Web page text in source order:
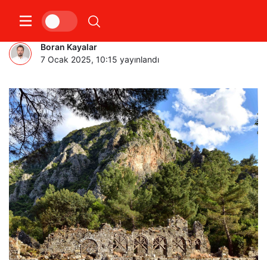
Adrasan ve Olympos’un Tarihi
Boran Kayalar
7 Ocak 2025, 10:15 yayınlandı